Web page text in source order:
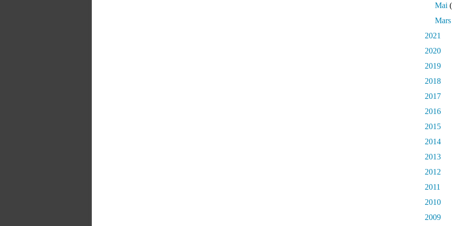
Mai
Mars
2021
2020
2019
2018
2017
2016
2015
2014
2013
2012
2011
2010
2009